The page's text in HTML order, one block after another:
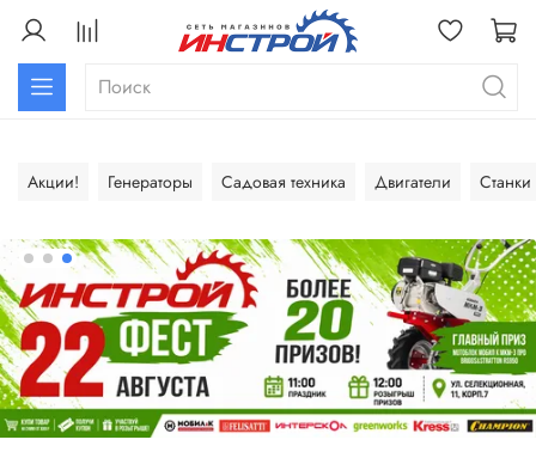
Акции! Генераторы Садовая техника Двигатели Станки